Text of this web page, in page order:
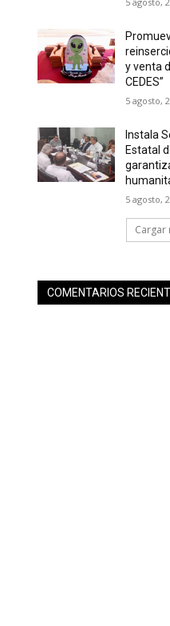
y venta
CEDES”
5 agosto,
Instala
Estatal
5 agosto,
Cargar
COMENTARIOS